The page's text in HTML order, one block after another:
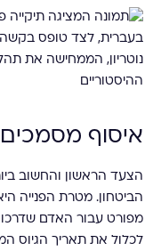
איסוף
הצעד הראשון והחשוב
הביטחון. מטרת הפנייה
מפורט עבור האדם
לכלול את תאריך הגיוס